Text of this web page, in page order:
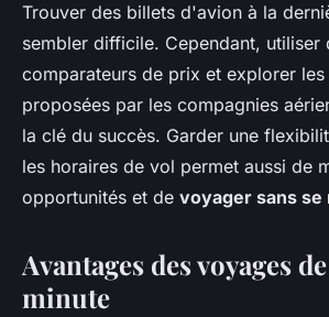
Trouver des billets d'avion à la
sembler difficile. Cependant, utiliser
comparateurs de prix et explorer
proposées par les compagnies
la clé du succès. Garder une
les horaires de vol permet aussi de
opportunités et de voyager sans se
Avantages des voyages
minute